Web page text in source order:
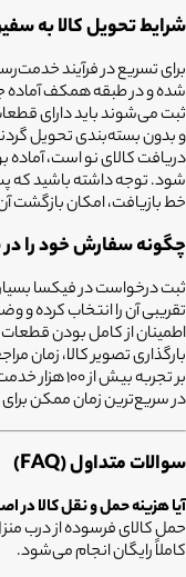
شرایط تحویل کالا به
برای تسریع در فرآیند
شده و در طبقه همکف آماده
ثبت می‌شوند باید دارای
و بدون بسته‌بندی تحویل
دریافت کالای نو است، آماده
شود. توجه داشته باشید که
خط بازیافت، امکان
چگونه سفارش خود را در
ثبت درخواست در فیکسا
تقریبی آن را انتخاب کرده
اطمینان از کامل بودن
بارگذاری تصویر کالا، زمان
در سریع‌ترین زمان ممکن برای
سوالات متداول (FAQ)
آیا هزینه حمل و نقل کالا در
حمل کالای فرسوده از درب
کاملاً رایگان انجام می‌شود.